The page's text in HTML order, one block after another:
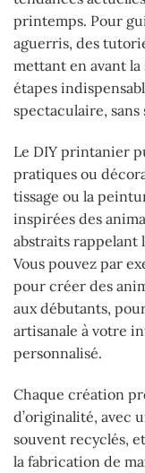
printemps. Pour
aguerris, des
mettant en avant
étapes
spectaculaire, sans
Le DIY printanier
pratiques ou
tissage ou la
inspirées des
abstraits rappelant
Vous pouvez par
pour créer des
aux débutants,
artisanale à votre
personnalisé.
Chaque création
d’originalité, avec
souvent recyclés,
la fabrication de